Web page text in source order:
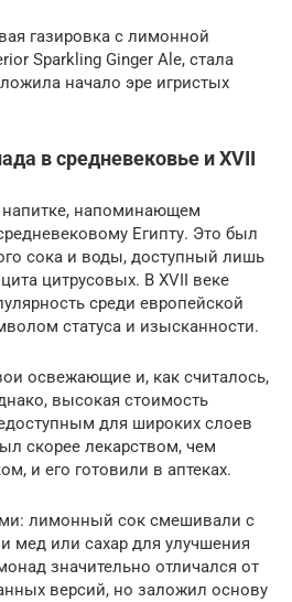
газировка с лимонной
Sparkling Ginger Ale, стала
начало эре игристых
в средневековье и XVII
напоминающем
Египту. Это был
сока и воды, доступный лишь
цитрусовых. В XVII веке
среди европейской
статуса и изысканности.
освежающие и, как считалось,
высокая стоимость
для широких слоев
скорее лекарством, чем
и его готовили в аптеках.
лимонный сок смешивали с
мед или сахар для улучшения
значительно отличался от
версий, но заложил основу